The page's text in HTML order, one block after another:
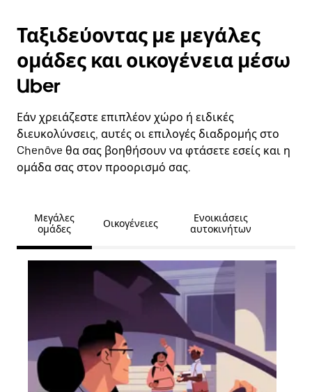
Ταξιδεύοντας με μεγάλες
ομάδες και οικογένεια μέσω
Uber
Εάν χρειάζεστε επιπλέον χώρο ή ειδικές
διευκολύνσεις, αυτές οι επιλογές διαδρομής στο
Chenôve θα σας βοηθήσουν να φτάσετε εσείς και η
ομάδα σας στον προορισμό σας.
Μεγάλες
ομάδες
Οικογένειες
Ενοικιάσεις
αυτοκινήτων